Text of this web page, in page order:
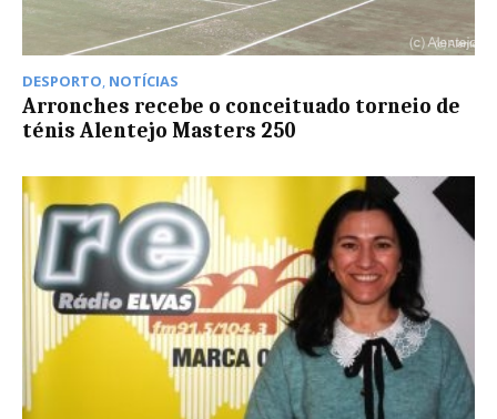
DESPORTO, NOTÍCIAS
Arronches recebe o conceituado torneio de
ténis Alentejo Masters 250